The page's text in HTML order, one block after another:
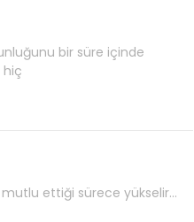
bir süre içinde
hiç
mutlu ettiği sürece yükselir…